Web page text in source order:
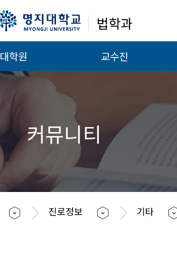
법학과
대학원 교수진
커뮤니티
진로정보 기타